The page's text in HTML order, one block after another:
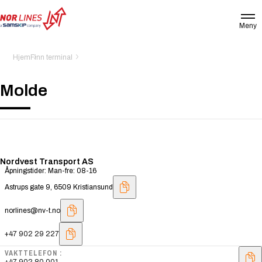
NORWAY
Meny
Hjem Finn terminal
Molde
Nordvest Transport AS
Åpningstider: Man-fre: 08-16
Astrups gate 9, 6509 Kristiansund
norlines@nv-t.no
+47 902 29 227
VAKTTELEFON :